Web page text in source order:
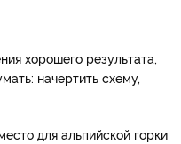
хорошего результата,
начертить схему,
для альпийской горки